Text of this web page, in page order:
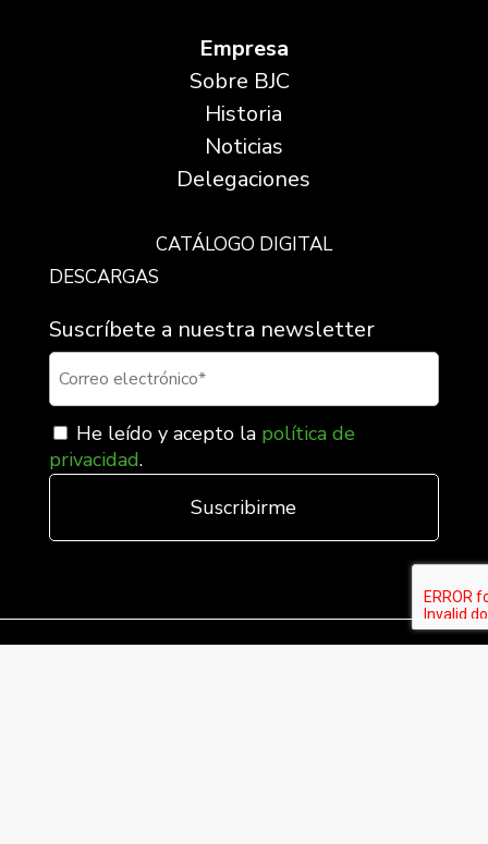
Empresa
Sobre BJC
Historia
Noticias
Delegaciones
CATÁLOGO DIGITAL
DESCARGAS
Suscríbete a nuestra newsletter
He leído y acepto la política de
privacidad.